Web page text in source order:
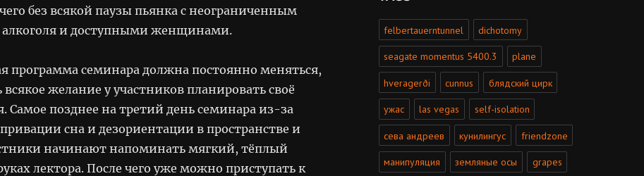
без всякой паузы пьянка с неограниченным
алкоголя и доступными женщинами.
программа семинара должна постоянно меняться,
желание у участников планировать своё
Самое позднее на третий день семинара из-за
сна и дезориентации в пространстве и
начинают напоминать мягкий, тёплый
лектора. После чего уже можно приступать к
felbertauerntunnel dichotomy
seagate momentus 5400.3 plane
hveragerði cunnus блядский цирк
ужас las vegas self-isolation
сева андреев кунилингус friendzone
манипуляция земляные осы grapes